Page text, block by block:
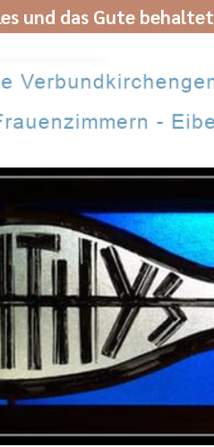
und das Gute behaltet